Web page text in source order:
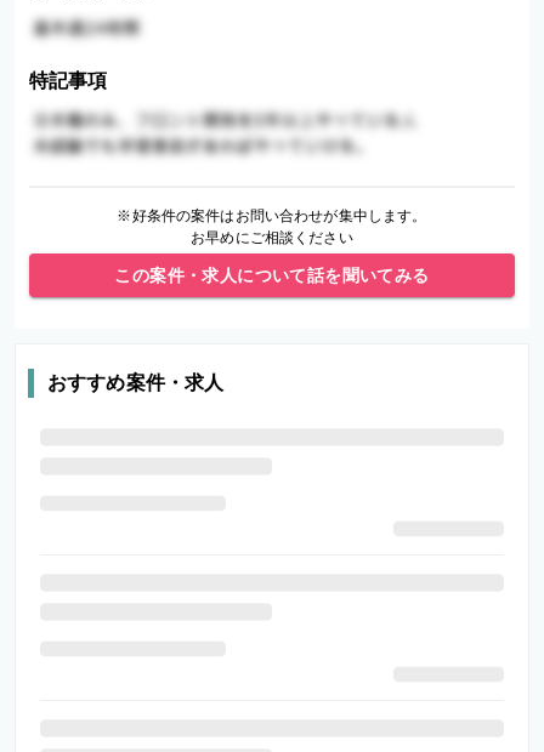
特記事項
※好条件の案件はお問い合わせが集中します。
お早めにご相談ください
この案件・求人について話を聞いてみる
おすすめ案件・求人